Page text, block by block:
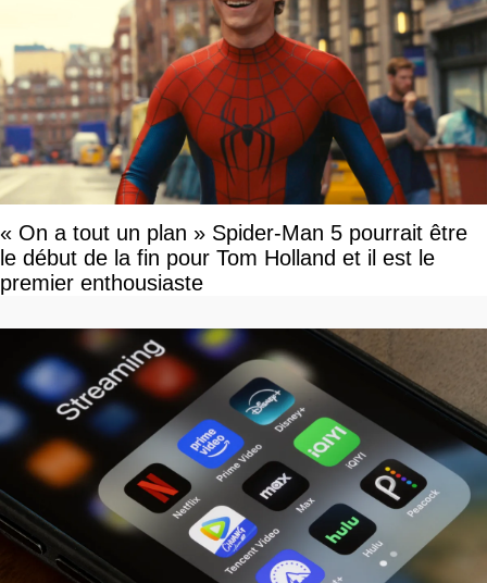
« On a tout un plan » Spider-Man 5 pourrait être
le début de la fin pour Tom Holland et il est le
premier enthousiaste